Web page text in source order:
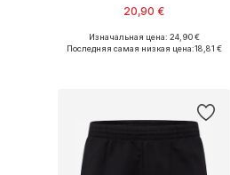
20,90 €
Доступные размеры: S, M, L, XL
Изначальная цена: 24,90 €
Последняя самая низкая цена:18,81 €